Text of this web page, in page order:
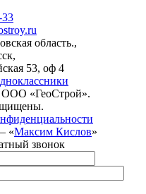
33
область.,
53, оф 4
ООО «ГеоСтрой».
«Максим Кислов»
звонок